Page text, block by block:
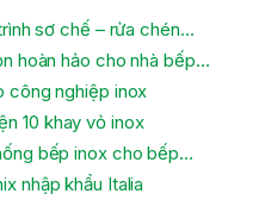
sơ chế – rửa chén…
hoàn hảo cho nhà bếp…
công nghiệp inox
10 khay vỏ inox
bếp inox cho bếp…
nhập khẩu Italia